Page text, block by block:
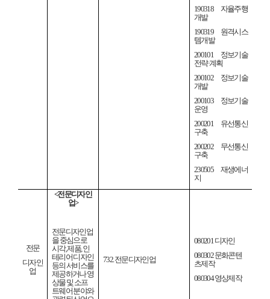
190318 자율주행
개발
190319 원격시스
템개발
200101 정보기술
전략·계획
200102 정보기술
개발
200103 정보기술
운영
200201 유선통신
구축
200202 무선통신
구축
230505 재생에너
지
전문
디자인
업
<전문디자인
업>
전문디자인업
을 중심으로
시각,제품,인
테리어 디자인
등의 서비스를
제공하거나 영
상물 및 소프
트웨어 분야와
732.전문디자인업
080201디자인
080302문화콘텐
츠제작
080304영상제작